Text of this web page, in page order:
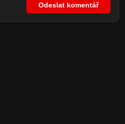
Odeslat komentář